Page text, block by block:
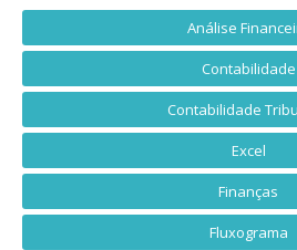
Análise
Contabilidade
Contabilidade
Excel
Finanças
Fluxograma